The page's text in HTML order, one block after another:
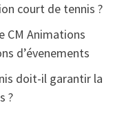
court de tennis ?
CM Animations
d’évenements
doit-il garantir la
?